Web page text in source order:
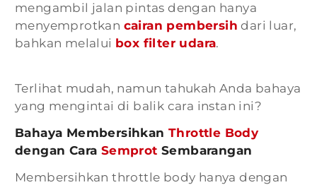
mengambil jalan pintas dengan hanya
menyemprotkan cairan pembersih dari luar,
bahkan melalui box filter udara.
Terlihat mudah, namun tahukah Anda bahaya
yang mengintai di balik cara instan ini?
Bahaya Membersihkan Throttle Body
dengan Cara Semprot Sembarangan
Membersihkan throttle body hanya dengan